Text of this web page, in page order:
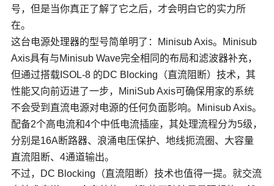
号，但是当你真正了解了它之后，才会明白它的实力所
在。
这台电源处理器的型号简单明了：Minisub Axis。Minisub
Axis具有与Minisub Wave完全相同的布局和滤波器补充，
但通过搭载ISOL-8 的DC Blocking（直流阻断）技术，其
性能又向前迈进了一步，MiniSub Axis可确保用家的系统
不会受到直流电源对电源的任何负面影响。Minisub Axis。
配备2个高电流和4个中低电流插座，其处理流程分为5级，
分别是16A断路器、浪涌电压保护、地线扼流圈、大容量
直流阻断、4通道输出。
不过，DC Blocking（直流阻断）技术也值得一提。就交流